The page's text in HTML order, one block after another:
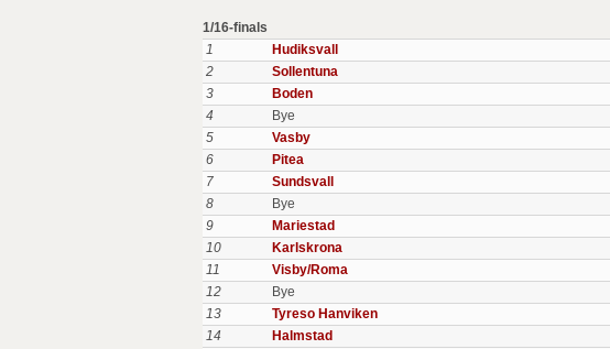
1/16-finals
1
Hudiksvall
2
Sollentuna
3
Boden
4
Bye
5
Vasby
6
Pitea
7
Sundsvall
8
Bye
9
Mariestad
10
Karlskrona
11
Visby/Roma
12
Bye
13
Tyreso Hanviken
14
Halmstad